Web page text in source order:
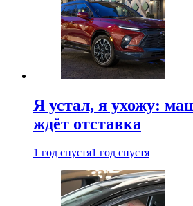
Я устал, я ухожу:
ждёт отставка
1 год спустя1 год спустя